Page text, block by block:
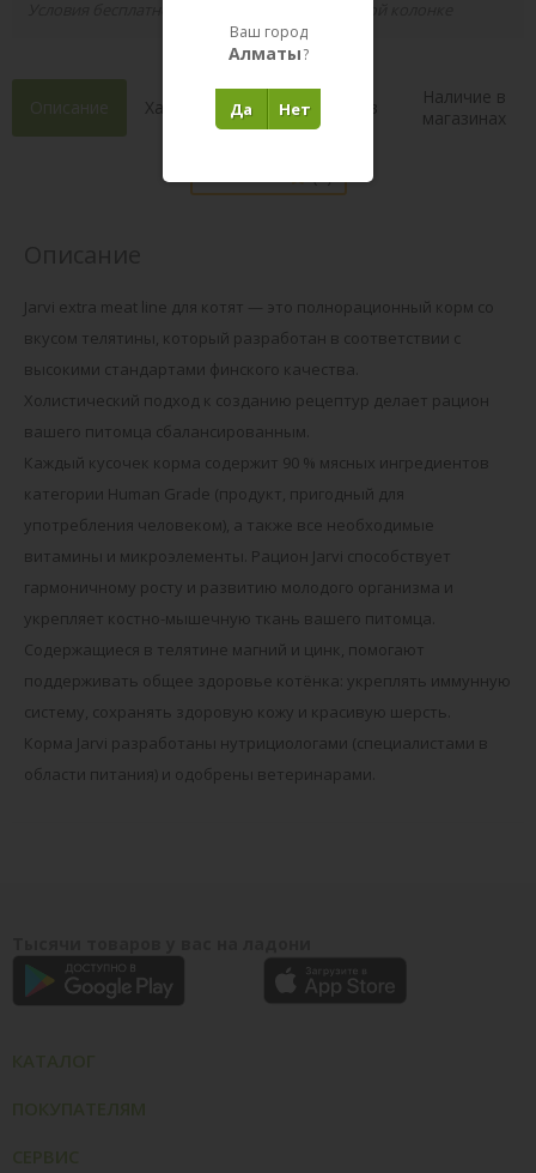
Описание Характеристики Состав
Наличие в
магазинах
Jarvi extra meat line для котят — это полнорационный корм со
вкусом телятины, который разработан в соответствии с
высокими стандартами финского качества.
Холистический подход к созданию рецептур делает рацион
вашего питомца сбалансированным.
Каждый кусочек корма содержит 90 % мясных ингредиентов
категории Human Grade (продукт, пригодный для
употребления человеком), а также все необходимые
витамины и микроэлементы. Рацион Jarvi способствует
гармоничному росту и развитию молодого организма и
укрепляет костно-мышечную ткань вашего питомца.
Содержащиеся в телятине магний и цинк, помогают
поддерживать общее здоровье котёнка: укреплять иммунную
систему, сохранять здоровую кожу и красивую шерсть.
Корма Jarvi разработаны нутрициологами (специалистами в
области питания) и одобрены ветеринарами.
Ваш город
Алматы?
Нет
Да